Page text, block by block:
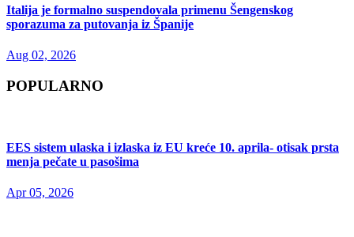
Italija je formalno suspendovala primenu Šengenskog
sporazuma za putovanja iz Španije
Aug 02, 2026
POPULARNO
EES sistem ulaska i izlaska iz EU kreće 10. aprila- otisak prsta
menja pečate u pasošima
Apr 05, 2026